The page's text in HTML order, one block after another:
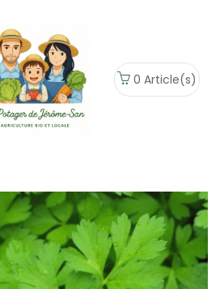
0 Article(s)